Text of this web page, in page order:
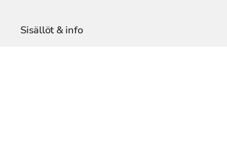
Sisällöt & info